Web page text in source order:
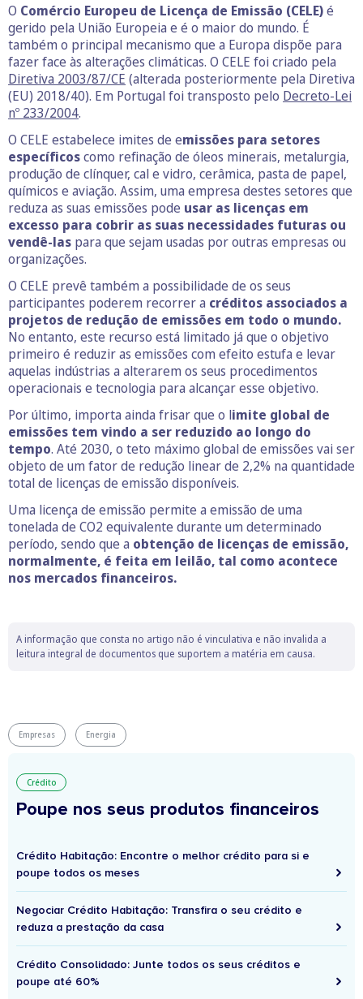
O Comércio Europeu de Licença de Emissão (CELE)é
gerido pela União Europeia e é o maior do mundo. É
também o principal mecanismo que a Europa dispõe para
fazer face às alterações climáticas. O CELE foi criado pela
Diretiva 2003/87/CE (alterada posteriormente pela Diretiva
(EU) 2018/40). Em Portugal foi transposto pelo Decreto-Lei
nº 233/2004.
O CELE estabelece imites de emissões para setores
específicoscomo refinação de óleos minerais, metalurgia,
produção de clínquer, cal e vidro, cerâmica, pasta de papel,
químicos e aviação. Assim, uma empresa destes setores que
reduza as suas emissões pode usar as licenças em
excesso para cobrir as suas necessidades futuras ou
vendê-las para que sejam usadas por outras empresas ou
organizações.
O CELE prevê também a possibilidade de os seus
participantes poderem recorrer a créditos associados a
projetos de redução de emissões em todo o mundo.
No entanto, este recurso está limitado já que o objetivo
primeiro é reduzir as emissões com efeito estufa e levar
aquelas indústrias a alterarem os seus procedimentos
operacionais e tecnologia para alcançar esse objetivo.
Por último, importa ainda frisar que o limite global de
emissões tem vindo a ser reduzido ao longo do
tempo. Até 2030, o teto máximo global de emissões vai ser
objeto de um fator de redução linear de 2,2% na quantidade
total de licenças de emissão disponíveis.
Uma licença de emissão permite a emissão de uma
tonelada de CO2 equivalente durante um determinado
período, sendo que a obtenção de licenças de emissão,
normalmente, é feita em leilão, tal como acontece
nos mercados financeiros.
A informação que consta no artigo não é vinculativa e não invalida a
leitura integral de documentos que suportem a matéria em causa.
Empresas Energia
Crédito
Poupe nos seus produtos financeiros
Crédito Habitação: Encontre o melhor crédito para si e
poupe todos os meses
Negociar Crédito Habitação: Transfira o seu crédito e
reduza a prestação da casa
Crédito Consolidado: Junte todos os seus créditos e
poupe até 60%